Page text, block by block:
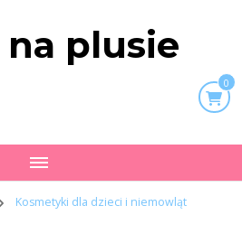
na plusie
0
Kosmetyki dla dzieci i niemowląt